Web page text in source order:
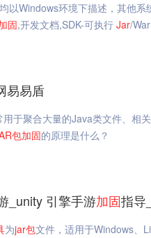
以Windows环境下描述，其他
固,开发文档,SDK-可执行 Jar/
易易盾
于聚合大量的Java类文件、相
包加固的原理是什么？
_unity 引擎手游加固指导
为jar包文件，适用于Windows、